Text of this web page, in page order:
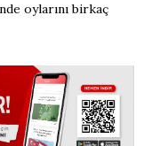
oylarını birkaç